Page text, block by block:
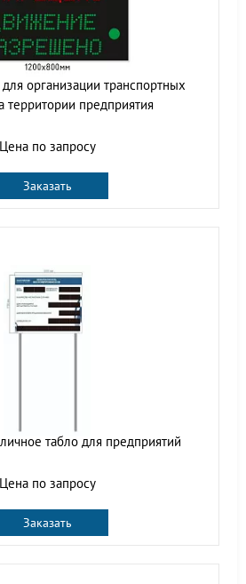
организации транспортных
территории предприятия
Цена по запросу
Заказать
табло для предприятий
Цена по запросу
Заказать